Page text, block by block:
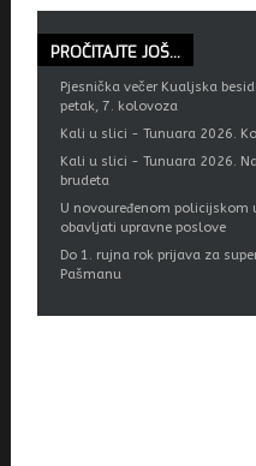
PROČITAJTE JOŠ...
Pjesnička večer Kualjska
petak, 7. kolovoza
Kali u slici - Tunuara 2026.
Kali u slici - Tunuara 2026.
brudeta
U novouređenom policijskom
obavljati upravne poslove
Do 1. rujna rok prijava za
Pašmanu